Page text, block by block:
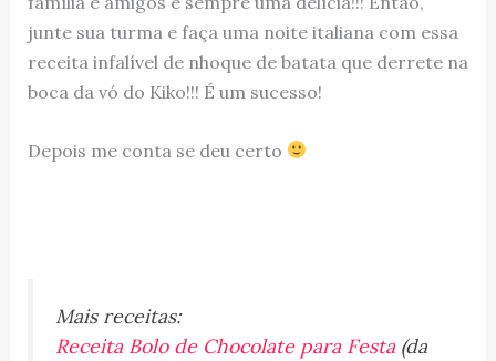
junte sua turma e faça uma noite italiana com essa
receita infalível de nhoque de batata que derrete na
boca da vó do Kiko!!! É um sucesso!
Depois me conta se deu certo
Mais receitas:
Receita Bolo de Chocolate para Festa(da